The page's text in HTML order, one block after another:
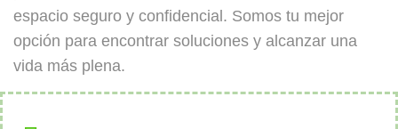
espacio seguro y confidencial. Somos tu mejor
opción para encontrar soluciones y alcanzar una
vida más plena.